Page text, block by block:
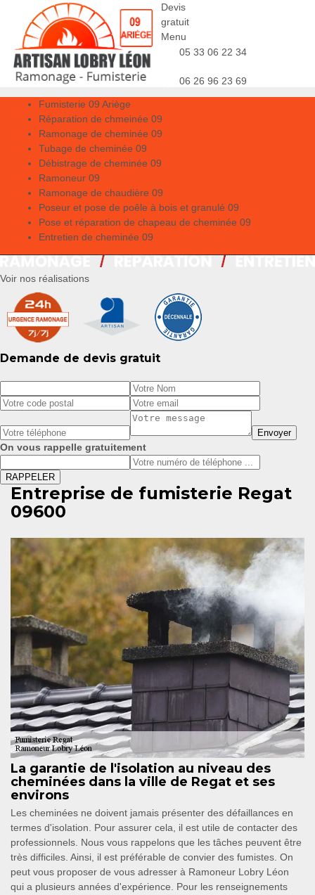
Devis
gratuit
Menu
05 33 06 22 34
06 26 96 23 69
Fumisterie 09 Ariège
Réparation de chmeinée 09
Ramonage de cheminée 09
Tubage de cheminée 09
Débistrage de cheminée 09
Ramoneur 09
Ramonage de chaudière 09
Poseur et pose de poêle à bois et granulé 09
Pose et réparation de chapeau de cheminée 09
Entretien de cheminée 09
Voir nos réalisations
Demande de devis gratuit
On vous rappelle gratuitement
Entreprise de fumisterie Regat
09600
La garantie de l'isolation au niveau des
cheminées dans la ville de Regat et ses
environs
Les cheminées ne doivent jamais présenter des défaillances en
termes d'isolation. Pour assurer cela, il est utile de contacter des
professionnels. Nous vous rappelons que les tâches peuvent être
très difficiles. Ainsi, il est préférable de convier des fumistes. On
peut vous proposer de vous adresser à Ramoneur Lobry Léon
qui a plusieurs années d'expérience. Pour les renseignements